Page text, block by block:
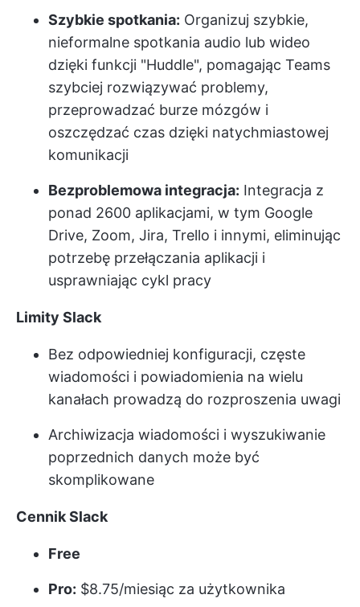
Szybkie spotkania: Organizuj szybkie,
nieformalne spotkania audio lub wideo
dzięki funkcji "Huddle", pomagając Teams
szybciej rozwiązywać problemy,
przeprowadzać burze mózgów i
oszczędzać czas dzięki natychmiastowej
komunikacji
Bezproblemowa integracja: Integracja z
ponad 2600 aplikacjami, w tym Google
Drive, Zoom, Jira, Trello i innymi, eliminując
potrzebę przełączania aplikacji i
usprawniając cykl pracy
Limity Slack
Bez odpowiedniej konfiguracji, częste
wiadomości i powiadomienia na wielu
kanałach prowadzą do rozproszenia uwagi
Archiwizacja wiadomości i wyszukiwanie
poprzednich danych może być
skomplikowane
Cennik Slack
Free
Pro: $8.75/miesiąc za użytkownika